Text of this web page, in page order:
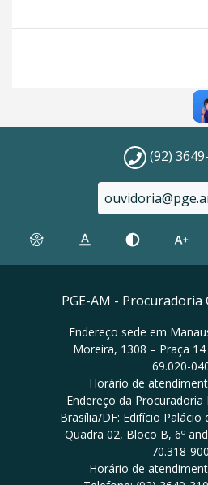
(92)
PGE-AM - Procuradoria
Endereço sede em
Moreira, 1308 – Praça 14
69.020-
Horário de
Endereço da Procuradoria
Brasília/DF: Edifício Palácio
Quadra 02, Bloco B, 6º
70.318-
Horário de